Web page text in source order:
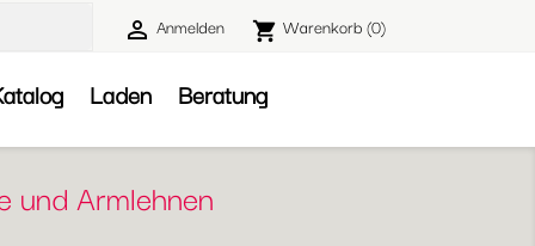
 Anmelden shopping_cart Warenkorb(0)
Laden Beratung
und Armlehnen